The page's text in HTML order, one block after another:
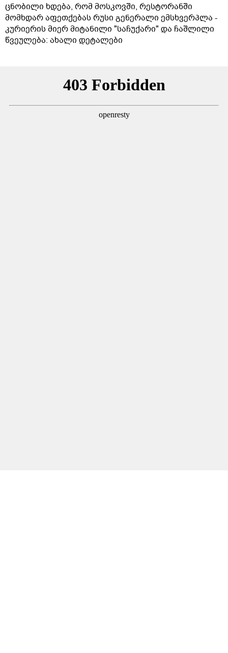
ცნობილი ხდება, რომ მოსკოვში, რესტორანში
მომხდარ აფეთქებას რუსი გენერალი ემსხვერპლა -
კურიერის მიერ მიტანილი "საჩუქარი" და ჩაშლილი
წვეულება: ახალი დეტალები